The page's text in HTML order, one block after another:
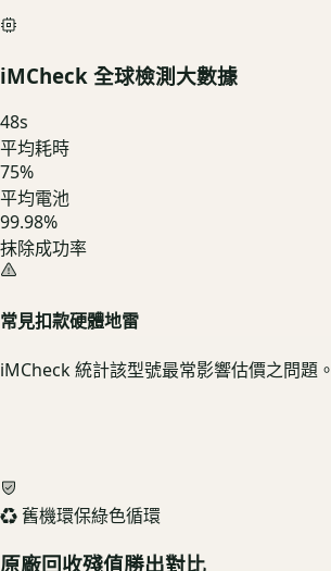
iMCheck 全球檢測大數據
48s
平均耗時
75%
平均電池
99.98%
抹除成功率
常見扣款硬體地雷
iMCheck 統計該型號最常影響估價之問題。
♻️ 舊機環保綠色循環
原廠回收殘值勝出對比